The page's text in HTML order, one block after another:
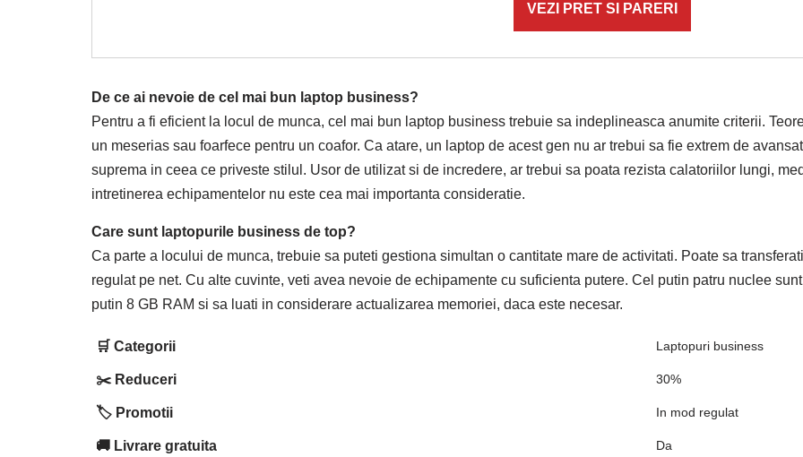
VEZI PRET SI PARERI
De ce ai nevoie de cel mai bun laptop business?
Pentru a fi eficient la locul de munca, cel mai bun laptop business trebuie sa indeplineasca anumite criterii.
un meserias sau foarfece pentru un coafor. Ca atare, un laptop de acest gen nu ar trebui sa fie extrem de
suprema in ceea ce priveste stilul. Usor de utilizat si de incredere, ar trebui sa poata rezista calatoriilor lungi,
intretinerea echipamentelor nu este cea mai importanta consideratie.
Care sunt laptopurile business de top?
Ca parte a locului de munca, trebuie sa puteti gestiona simultan o cantitate mare de activitati. Poate sa
regulat pe net. Cu alte cuvinte, veti avea nevoie de echipamente cu suficienta putere. Cel putin patru nuclee
putin 8 GB RAM si sa luati in considerare actualizarea memoriei, daca este necesar.
🛒 Categorii Laptopuri business
✂️ Reduceri 30%
🏷️ Promotii In mod regulat
🚚 Livrare gratuita Da